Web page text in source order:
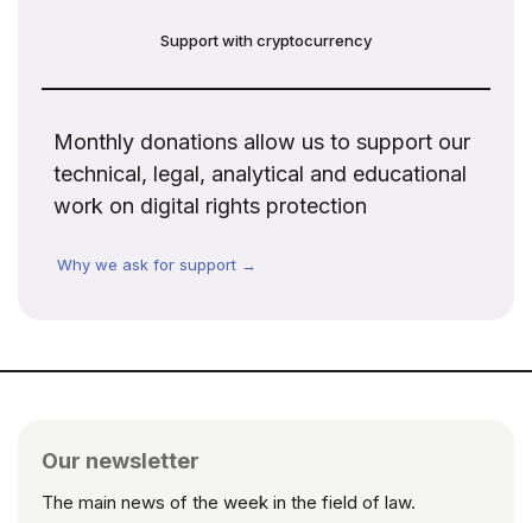
Support with cryptocurrency
Monthly donations allow us to support our
technical, legal, analytical and educational
work on digital rights protection
Why we ask for support →
Our newsletter
The main news of the week in the field of law.